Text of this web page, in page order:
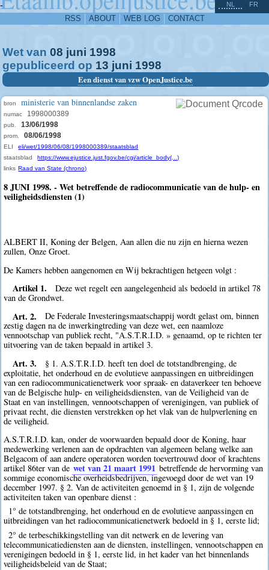
-
RSS ABOUT WEB LOG CONTACT
NL FR
Wet van 08 juni 1998
gepubliceerd op 13 juni 1998
Een dienst van vzw OpenJustice.be
bron ministerie van binnenlandse zaken
numac 1998000389
pub. 13/06/1998
prom. 08/06/1998
ELI
eli/wet/1998/06/08/1998000389/staatsblad
staatsblad
https://www.ejustice.just.fgov.be/cgi/article_body(...)
links Raad van State (chrono)
8 JUNI 1998. - Wet betreffende de radiocommunicatie van de hulp- en
veiligheidsdiensten (1)
ALBERT II, Koning der Belgen, Aan allen die nu zijn en hierna wezen
zullen, Onze Groet.
De Kamers hebben aangenomen en Wij bekrachtigen hetgeen volgt :
Artikel 1.
Deze wet regelt een aangelegenheid als bedoeld in artikel 78
van de Grondwet.
Art. 2.
De Federale Investeringsmaatschappij wordt gelast om, binnen
zestig dagen na de inwerkingtreding van deze wet, een naamloze
vennootschap van publiek recht, "A.S.T.R.I.D. » genaamd, op te richten ter
uitvoering van de taken bepaald in artikel 3.
Art. 3.
§ 1. A.S.T.R.I.D. heeft ten doel de totstandbrenging, de
exploitatie, het onderhoud en de evolutieve aanpassingen en uitbreidingen
van een radiocommunicatienetwerk voor spraak- en dataverkeer ten behoeve
van de Belgische hulp- en veiligheidsdiensten, van de Veiligheid van de
Staat en van instellingen, vennootschappen of verenigingen, van publiek of
privaat recht, die diensten verstrekken op het vlak van de hulpverlening en
de veiligheid.
A.S.T.R.I.D. kan, onder de voorwaarden bepaald door de Koning, haar
medewerking verlenen aan de opdrachten van algemeen belang welke aan
Belgacom of aan andere operatoren worden toevertrouwd door of krachtens
artikel 86ter van de wet van 21 maart 1991 betreffende de hervorming van
sommige economische overheidsbedrijven, ingevoegd door de wet van 19
december 1997. § 2. Van de activiteiten genoemd in § 1, zijn de volgende
activiteiten taken van openbare dienst :
1° de totstandbrenging, het onderhoud en de evolutieve aanpassingen en
uitbreidingen van het radiocommunicatienetwerk bedoeld in § 1, eerste lid;
2° de terbeschikkingstelling van dit netwerk en de levering van
telecommunicatiediensten aan de diensten, instellingen, vennootschappen en
verenigingen bedoeld in § 1, eerste lid, in het kader van het binnenlands
veiligheidsbeleid van de Staat;
^